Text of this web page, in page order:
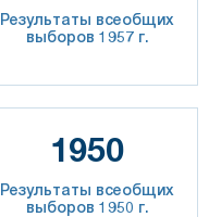
Результаты всеобщих
выборов 1957 г.
1950
Результаты всеобщих
выборов 1950 г.